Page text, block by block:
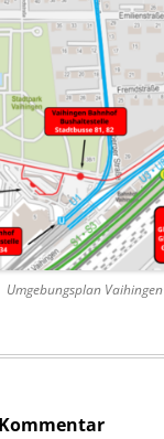
Umgebungsplan Vaihingen